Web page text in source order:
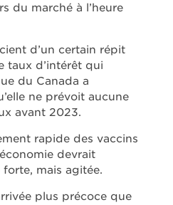
du marché à l’heure
d’un certain répit
taux d’intérêt qui
du Canada a
ne prévoit aucune
avant 2023.
rapide des vaccins
devrait
mais agitée.
plus précoce que